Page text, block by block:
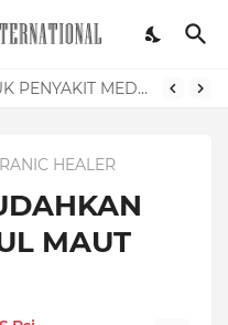
KHASIAT DAUN KELOR UNTUK PENYAKIT MEDIS DAN GANGGUAN SIHIR
HEALER
MAUT